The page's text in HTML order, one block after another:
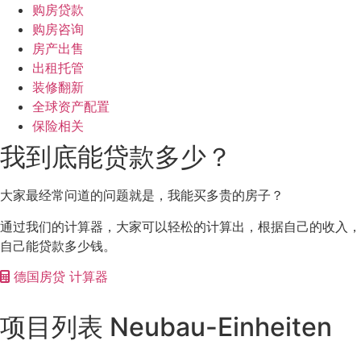
购房贷款
购房咨询
房产出售
出租托管
装修翻新
全球资产配置
保险相关
我到底能贷款多少？
大家最经常问道的问题就是，我能买多贵的房子？
通过我们的计算器，大家可以轻松的计算出，根据自己的收入，
自己能贷款多少钱。
德国房贷 计算器
项目列表 Neubau-Einheiten